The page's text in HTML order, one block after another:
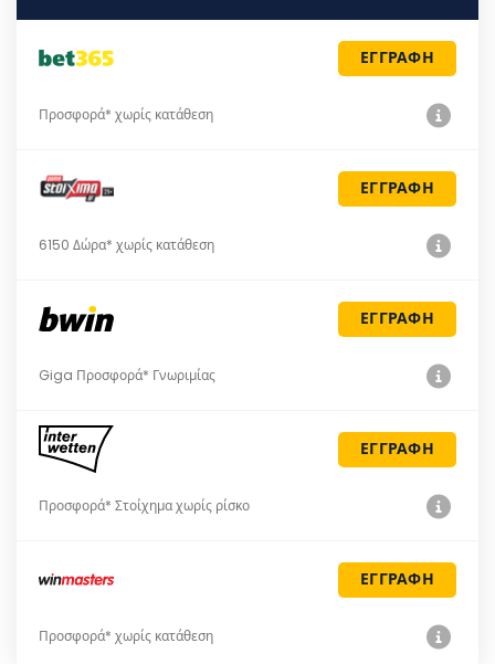
ΕΓΓΡΑΦΗ
Προσφορά* χωρίς κατάθεση
ΕΓΓΡΑΦΗ
6150 Δώρα* χωρίς κατάθεση
ΕΓΓΡΑΦΗ
Giga Προσφορά* Γνωριμίας
ΕΓΓΡΑΦΗ
Προσφορά* Στοίχημα χωρίς ρίσκο
ΕΓΓΡΑΦΗ
Προσφορά* χωρίς κατάθεση